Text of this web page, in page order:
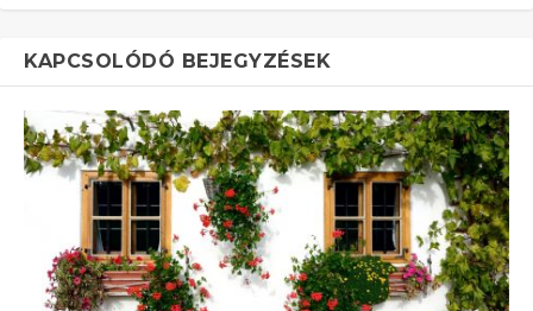
KAPCSOLÓDÓ BEJEGYZÉSEK